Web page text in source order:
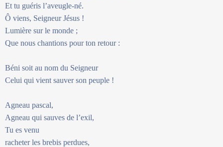
Et tu guéris l’aveugle-né.
Ô viens, Seigneur Jésus !
Lumière sur le monde ;
Que nous chantions pour ton retour :
Béni soit au nom du Seigneur
Celui qui vient sauver son peuple !
Agneau pascal,
Agneau qui sauves de l’exil,
Tu es venu
racheter les brebis perdues,